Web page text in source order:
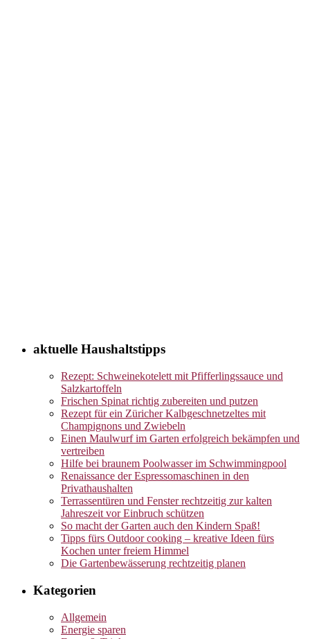
aktuelle Haushaltstipps
Rezept: Schweinekotelett mit Pfifferlingssauce und
Salzkartoffeln
Frischen Spinat richtig zubereiten und putzen
Rezept für ein Züricher Kalbgeschnetzeltes mit
Champignons und Zwiebeln
Einen Maulwurf im Garten erfolgreich bekämpfen und
vertreiben
Hilfe bei braunem Poolwasser im Schwimmingpool
Renaissance der Espressomaschinen in den
Privathaushalten
Terrassentüren und Fenster rechtzeitig zur kalten
Jahreszeit vor Einbruch schützen
So macht der Garten auch den Kindern Spaß!
Tipps fürs Outdoor cooking – kreative Ideen fürs
Kochen unter freiem Himmel
Die Gartenbewässerung rechtzeitig planen
Kategorien
Allgemein
Energie sparen